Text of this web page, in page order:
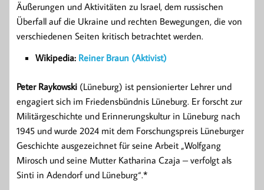
Äußerungen und Aktivitäten zu Israel, dem russischen
Überfall auf die Ukraine und rechten Bewegungen, die von
verschiedenen Seiten kritisch betrachtet werden.
Wikipedia: Reiner Braun (Aktivist)
Peter Raykowski (Lüneburg) ist pensionierter Lehrer und
engagiert sich im Friedensbündnis Lüneburg. Er forscht zur
Militärgeschichte und Erinnerungskultur in Lüneburg nach
1945 und wurde 2024 mit dem Forschungspreis Lüneburger
Geschichte ausgezeichnet für seine Arbeit „Wolfgang
Mirosch und seine Mutter Katharina Czaja – verfolgt als
Sinti in Adendorf und Lüneburg“.*